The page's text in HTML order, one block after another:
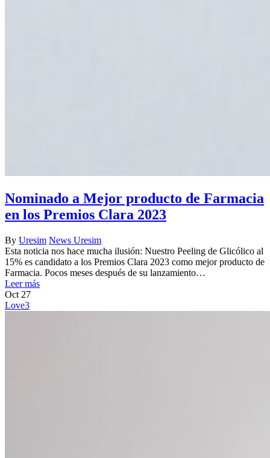
Nominado a Mejor producto de Farmacia
en los Premios Clara 2023
By Uresim News Uresim
Esta noticia nos hace mucha ilusión: Nuestro Peeling de Glicólico al
15% es candidato a los Premios Clara 2023 como mejor producto de
Farmacia. Pocos meses después de su lanzamiento…
Leer más
Oct 27
Love3